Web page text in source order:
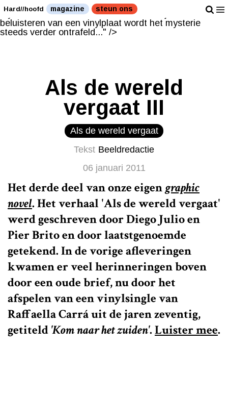
Tijdens het beluisteren van een vinylplaat wordt het
mysterie steeds verder ontrafeld..." />
beluisteren van een vinylplaat wordt het mysterie
steeds verder ontrafeld..." />
Hard//hoofd magazine steun ons
Als de wereld
vergaat III
Als de wereld vergaat
Tekst Beeldredactie
06 januari 2011
Het derde deel van onze eigengraphic
novel. Het verhaal 'Als de wereld vergaat'
werd geschreven door Diego Julio en
Pier Brito en door laatstgenoemde
getekend. In de vorige afleveringen
kwamen er veel herinneringen boven
door een oude brief, nu door het
afspelen van een vinylsingle van
Raffaella Carrá uit de jaren zeventig,
getiteld'Kom naar het zuiden'.Luister mee.